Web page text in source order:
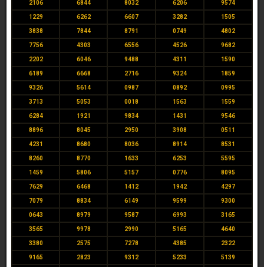
2106 6844 8032 6206 9574
1229 6262 6607 3282 1505
3838 7844 8791 0749 4802
7756 4303 6556 4526 9682
2202 6046 9488 4311 1590
6189 6668 2716 9324 1859
9326 5614 0987 0892 0995
3713 5053 0018 1563 1559
6284 1921 9834 1431 9546
8896 8045 2950 3908 0511
4231 8680 8036 8914 8531
8260 8770 1633 6253 5595
1459 5806 5157 0776 8095
7629 6468 1412 1942 4297
7079 8834 6149 9599 9300
0643 8979 9587 6993 3165
3565 9978 2990 5165 4640
3380 2575 7278 4385 2322
9165 2823 9312 5233 5139